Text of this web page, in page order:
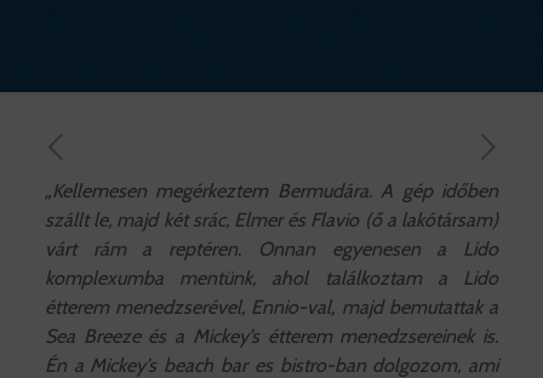
„Kellemesen megérkeztem Bermudára. A gép időben
szállt le, majd két srác, Elmer és Flavio (ő a lakótársam)
várt rám a reptéren. Onnan egyenesen a Lido
komplexumba mentünk, ahol találkoztam a Lido
étterem menedzserével, Ennio-val, majd bemutattak a
Sea Breeze és a Mickey’s étterem menedzsereinek is.
Én a Mickey’s beach bar es bistro-ban dolgozom, ami